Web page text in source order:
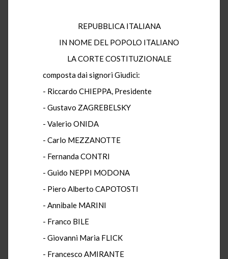
REPUBBLICA ITALIANA
IN NOME DEL POPOLO ITALIANO
LA CORTE COSTITUZIONALE
composta dai signori Giudici:
- Riccardo CHIEPPA, Presidente
- Gustavo ZAGREBELSKY
- Valerio ONIDA
- Carlo MEZZANOTTE
- Fernanda CONTRI
- Guido NEPPI MODONA
- Piero Alberto CAPOTOSTI
- Annibale MARINI
- Franco BILE
- Giovanni Maria FLICK
- Francesco AMIRANTE